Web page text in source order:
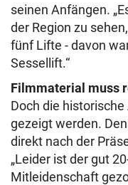
seinen Anfängen.
der Region zu
fünf Lifte - davon
Sessellift.“
Filmmaterial muss
Doch die
gezeigt werden.
direkt nach der
„Leider ist der gut
Mitleidenschaft